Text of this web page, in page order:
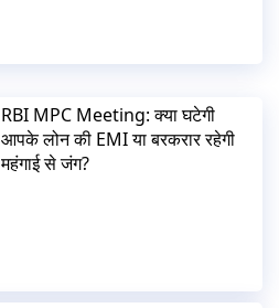
RBI MPC Meeting: क्या घटेगी
आपके लोन की EMI या बरकरार रहेगी
महंगाई से जंग?